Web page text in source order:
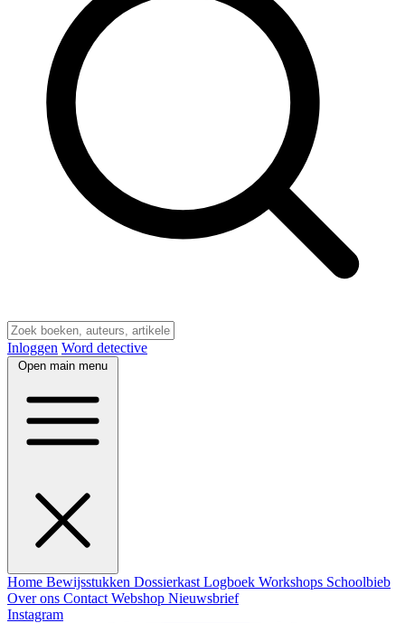
Inloggen Word detective
Open main menu
Home Bewijsstukken Dossierkast Logboek Workshops Schoolbieb
Over ons Contact Webshop Nieuwsbrief
Instagram